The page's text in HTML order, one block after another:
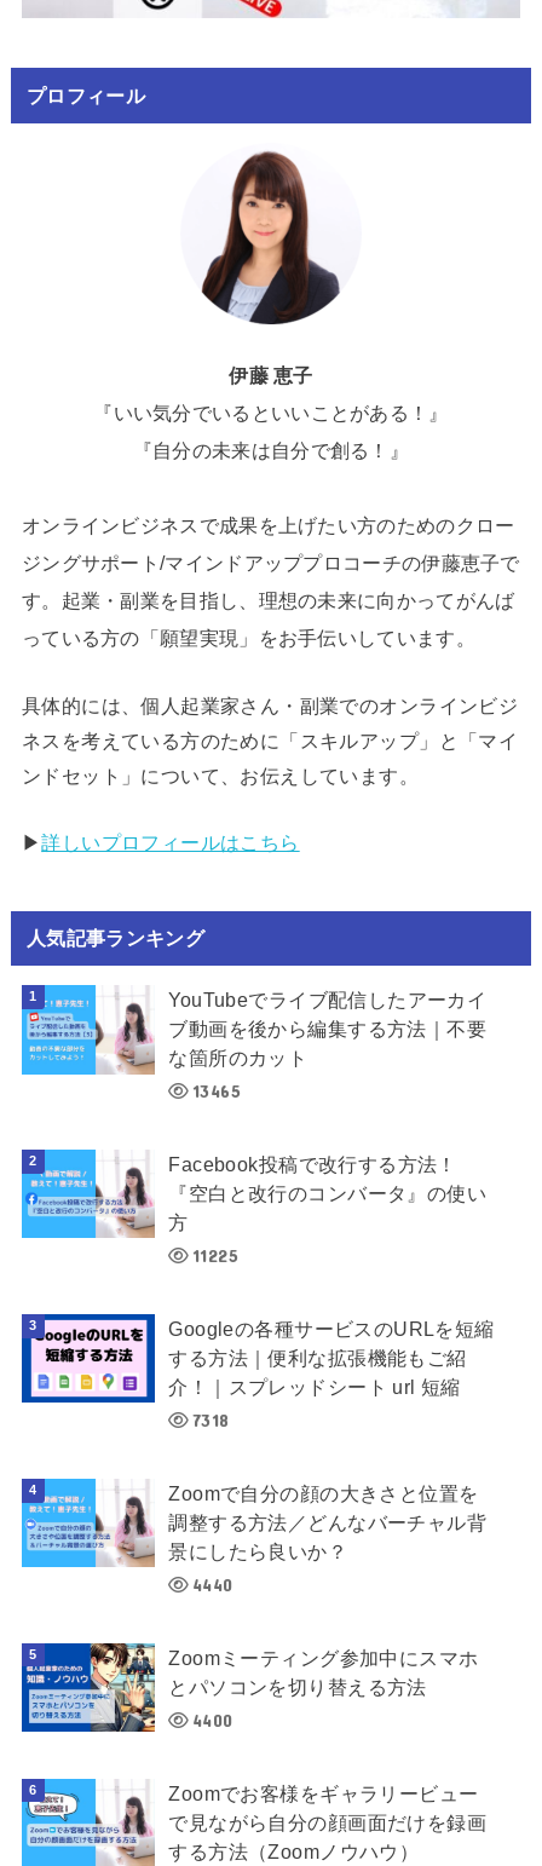
プロフィール
伊藤 恵子
『いい気分でいるといいことがある！』
『自分の未来は自分で創る！』
オンラインビジネスで成果を上げたい方のためのクロー
ジングサポート/マインドアッププロコーチの伊藤恵子で
す。起業・副業を目指し、理想の未来に向かってがんば
っている方の「願望実現」をお手伝いしています。
具体的には、個人起業家さん・副業でのオンラインビジ
ネスを考えている方のために「スキルアップ」と「マイ
ンドセット」について、お伝えしています。
▶︎詳しいプロフィールはこちら
人気記事ランキング
YouTubeでライブ配信したアーカイ
ブ動画を後から編集する方法｜不要
な箇所のカット
13465
Facebook投稿で改行する方法！
『空白と改行のコンバータ』の使い
方
11225
Googleの各種サービスのURLを短縮
する方法｜便利な拡張機能もご紹
介！｜スプレッドシート url 短縮
7318
Zoomで自分の顔の大きさと位置を
調整する方法／どんなバーチャル背
景にしたら良いか？
4440
Zoomミーティング参加中にスマホ
とパソコンを切り替える方法
4400
Zoomでお客様をギャラリービュー
で見ながら自分の顔画面だけを録画
する方法（Zoomノウハウ）